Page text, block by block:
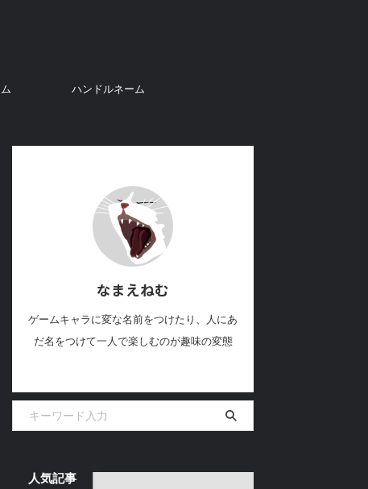
ハンドルネーム
なまえねむ
ゲームキャラに変な名前をつけたり、人にあ
だ名をつけて一人で楽しむのが趣味の変態
人気記事